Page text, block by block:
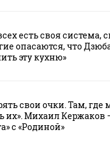
есть своя система,
опасаются, что
эту кухню»
свои очки. Там, где
их». Михаил Кержаков
с «Родиной»